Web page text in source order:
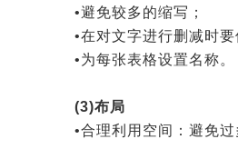
•避免较多的缩写；
•在对文字进行删减时
•为每张表格设置名称。
(3)布局
•合理利用空间：避免